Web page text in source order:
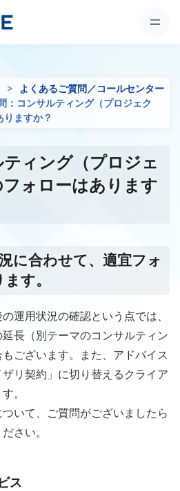
よくあるご質問／コールセンター
：コンサルティング（プロジェク
りますか？
ィング（プロジェ
ォローはあります
に合わせて、適宜フォ
す。
運用状況の確認という点では、
長（別テーマのコンサルティン
ございます。また、アドバイス
リ契約」に切り替えるクライア
。
ついて、ご質問がございましたら
さい。
ス